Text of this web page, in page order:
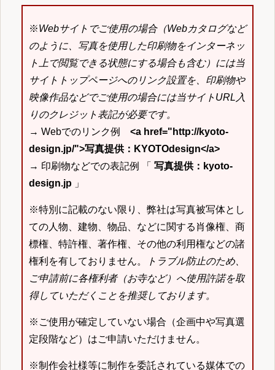
※Webサイトでご使用の場合（Webカタログなど
のように、写真を使用した印刷物をインターネッ
ト上で閲覧できる状態にする場合も含む）には当
サイトトップページへのリンク設置を、印刷物や
映像作品などでご使用の場合には当サイトURL入
りのクレジット表記が必要です。
→ Webでのリンク例 <a href="http://kyoto-
design.jp/">写真提供：KYOTOdesign</a>
→ 印刷物などでの表記例 「 写真提供：kyoto-
design.jp 」
※特別に記載のない限り、弊社は写真被写体とし
ての人物、建物、物品、などに関する肖像権、商
標権、特許権、著作権、その他の利用権などの諸
権利を有しておりません。
トラブル防止のため、
ご申請前に各権利者（お寺など）へ使用許諾を取
得していただくことを推奨しております。
※ご使用が確定していない場合（企画中や写真選
定段階など）はご申請いただけません。
※制作会社様等に制作を委託されている媒体での